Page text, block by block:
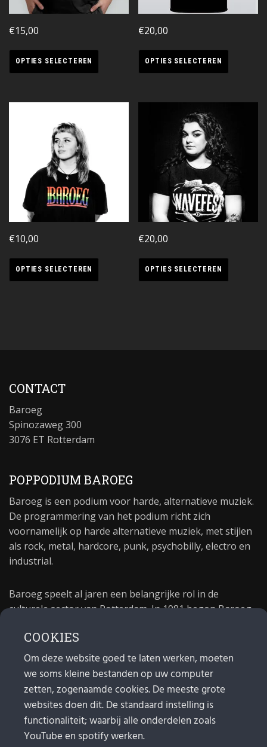
€15,00
OPTIES SELECTEREN
€20,00
OPTIES SELECTEREN
€10,00
OPTIES SELECTEREN
€20,00
OPTIES SELECTEREN
CONTACT
Baroeg
Spinozaweg 300
3076 ET Rotterdam
POPPODIUM BAROEG
Baroeg is een podium voor harde, alternatieve muziek.
De programmering van het podium richt zich
voornamelijk op harde alternatieve muziek, met stijlen
als rock, metal, hardcore, punk, psychobilly, electro en
industrial.
Baroeg speelt al jaren een belangrijke rol in de
culturele sector van Rotterdam. In 1981 begon Baroeg
poppodium 40 jaar.
MAIL
Algemeen: info@baroeg.nl
Bands & boeking: leon@baroeg.nl
Promotie & publiciteit: francis@baroeg.nl
COOKIES
Om deze website goed te laten werken, moeten
we soms kleine bestanden op uw computer
zetten, zogenaamde cookies. De meeste grote
websites doen dit. De standaard instelling is
functionaliteit; waarbij alle onderdelen zoals
YouTube en spotify werken.